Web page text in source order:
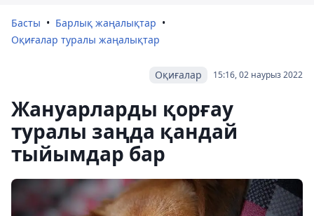
Басты
Барлық жаңалықтар
Оқиғалар туралы жаңалықтар
15:16, 02 наурыз 2022
Оқиғалар
Жануарларды қорғау
туралы заңда қандай
тыйымдар бар